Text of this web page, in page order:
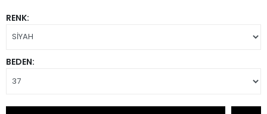
RENK:
BEDEN: